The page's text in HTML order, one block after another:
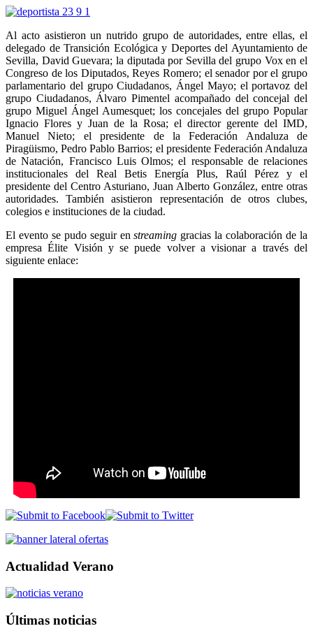
Al acto asistieron un nutrido grupo de autoridades, entre ellas, el
delegado de Transición Ecológica y Deportes del Ayuntamiento de
Sevilla, David Guevara; la diputada por Sevilla del grupo Vox en el
Congreso de los Diputados, Reyes Romero; el senador por el grupo
parlamentario del grupo Ciudadanos, Ángel Mayo; el portavoz del
grupo Ciudadanos, Álvaro Pimentel acompañado del concejal del
grupo Miguel Ángel Aumesquet; los concejales del grupo Popular
Ignacio Flores y Juan de la Rosa; el director gerente del IMD,
Manuel Nieto; el presidente de la Federación Andaluza de
Piragüismo, Pedro Pablo Barrios; el presidente Federación Andaluza
de Natación, Francisco Luis Olmos; el responsable de relaciones
institucionales del Real Betis Energía Plus, Raúl Pérez y el
presidente del Centro Asturiano, Juan Alberto González, entre otras
autoridades. También asistieron representación de otros clubes,
colegios e instituciones de la ciudad.
El evento se pudo seguir enstreaming gracias la colaboración de la
empresa Élite Visión y se puede volver a visionar a través del
siguiente enlace:
Actualidad Verano
Últimas noticias